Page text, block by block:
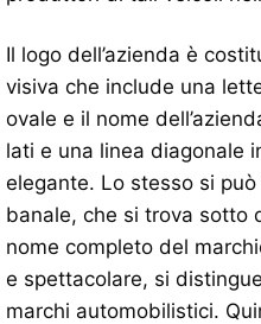
Il logo dell’azienda è
visiva che include una
ovale e il nome
lati e una linea diagonale
elegante. Lo stesso si
banale, che si trova sotto
nome completo del
e spettacolare, si
marchi automobilistici.